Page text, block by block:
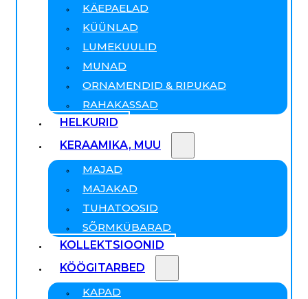
KÄEPAELAD
KÜÜNLAD
LUMEKUULID
MUNAD
ORNAMENDID & RIPUKAD
RAHAKASSAD
HELKURID
KERAAMIKA, MUU
MAJAD
MAJAKAD
TUHATOOSID
SÕRMKÜBARAD
KOLLEKTSIOONID
KÖÖGITARBED
KAPAD